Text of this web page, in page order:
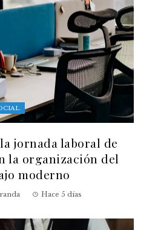
jornada laboral de
la organización del
moderno
Hace 5 días